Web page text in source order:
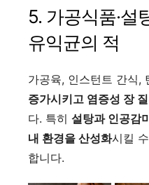
5. 가공식품·설
유익균의 적
가공육, 인스턴트 간식,
증가시키고 염증성 장
다. 특히 설탕과 인공감
내 환경을 산성화시킬
합니다.